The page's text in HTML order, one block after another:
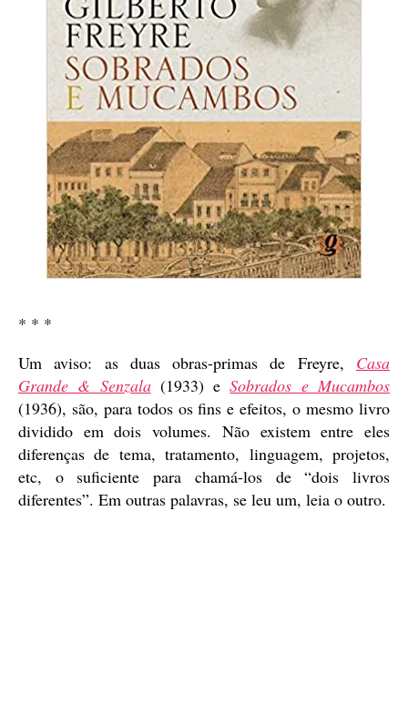
* * *
Um aviso: as duas obras-primas de Freyre, Casa
Grande & Senzala(1933) eSobrados e Mucambos
(1936), são, para todos os fins e efeitos, o mesmo livro
dividido em dois volumes. Não existem entre eles
diferenças de tema, tratamento, linguagem, projetos,
etc, o suficiente para chamá-los de “dois livros
diferentes”. Em outras palavras, se leu um, leia o outro.